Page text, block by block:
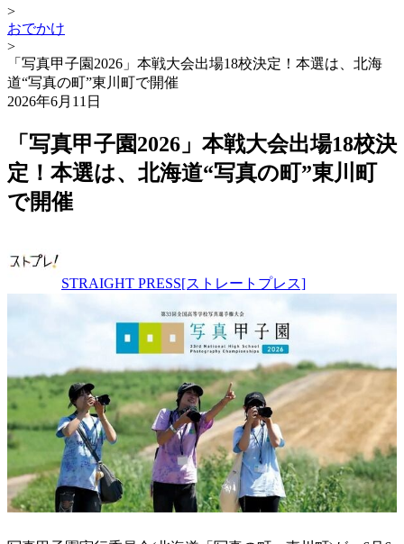
>
おでかけ
>
「写真甲子園2026」本戦大会出場18校決定！本選は、北海
道“写真の町”東川町で開催
2026年6月11日
「写真甲子園2026」本戦大会出場18校決
定！本選は、北海道“写真の町”東川町
で開催
STRAIGHT PRESS[ストレートプレス]